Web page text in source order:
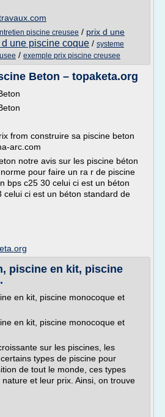
piscine creusee / prix d une
d une piscine coque / systeme
/ exemple prix piscine creusee
Beton – topaketa.org
from construire sa piscine beton
arc.com
notre avis sur les piscine béton
pour faire un ra r de piscine
bps c25 30 celui ci est un béton
celui ci est un béton standard de
piscine en kit, piscine
en kit, piscine monocoque et
en kit, piscine monocoque et
sur les piscines, les
types de piscine pour
de tout le monde, ces types
et leur prix. Ainsi, on trouve